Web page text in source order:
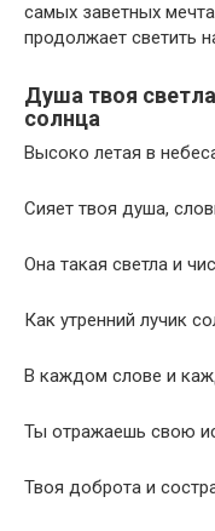
самых заветных
продолжает светить
Душа твоя
солнца
Высоко летая в
Сияет твоя душа,
Она такая светла и
Как утренний лучик
В каждом слове и
Ты отражаешь свою
Твоя доброта и